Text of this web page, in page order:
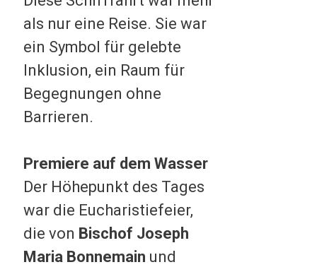
als nur eine Reise. Sie war
ein Symbol für gelebte
Inklusion, ein Raum für
Begegnungen ohne
Barrieren.
Premiere auf dem Wasser
Der Höhepunkt des Tages
war die Eucharistiefeier,
die von Bischof Joseph
Maria Bonnemain und